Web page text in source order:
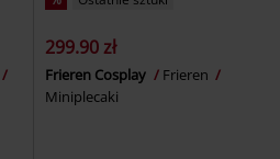
299.90 zł
Frieren Cosplay
Frieren
Miniplecaki